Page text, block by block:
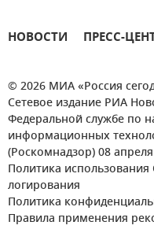
НОВОСТИ ПРЕСС-
© 2026 МИА «Россия
Сетевое издание РИА
Федеральной службе по
информационных
(Роскомнадзор) 08
Политика
логирования
Политика
Правила применения